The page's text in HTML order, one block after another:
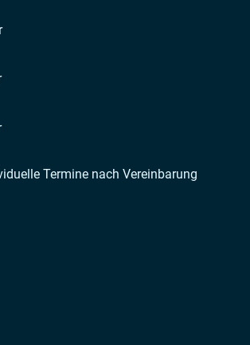
Termine nach Vereinbarung